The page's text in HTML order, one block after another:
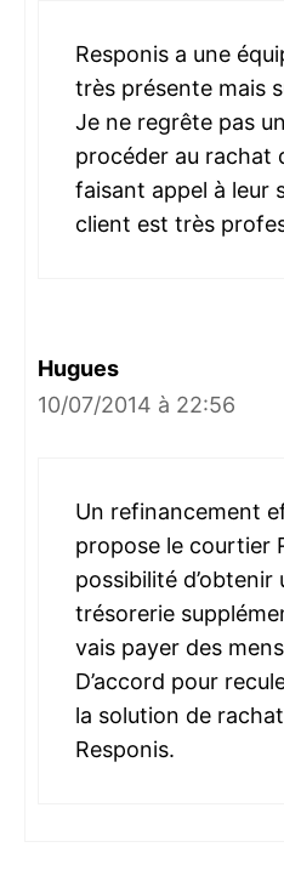
Responis a une
très présente mais
Je ne regrête pas
procéder au rachat
faisant appel à leur
client est très
Hugues
10/07/2014 à 22:56
Un refinancement
propose le courtier
possibilité d’obtenir
trésorerie
vais payer des
D’accord pour
la solution de
Responis.